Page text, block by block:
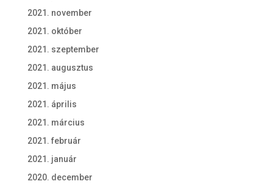
2021. november
2021. október
2021. szeptember
2021. augusztus
2021. május
2021. április
2021. március
2021. február
2021. január
2020. december